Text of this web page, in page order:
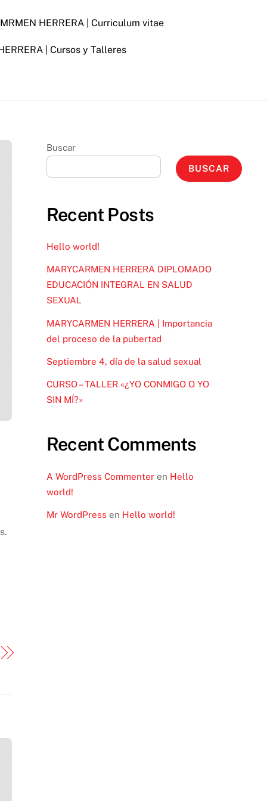
HERRERA | Curriculum vitae
| Cursos y Talleres
Buscar
BUSCAR
Recent Posts
Hello world!
MARYCARMEN HERRERA DIPLOMADO
EDUCACIÓN INTEGRAL EN SALUD
SEXUAL
MARYCARMEN HERRERA | Importancia
del proceso de la pubertad
Septiembre 4, día de la salud sexual
CURSO – TALLER «¿YO CONMIGO O YO
SIN MÍ?»
Recent Comments
A WordPress Commenteren Hello
world!
Mr WordPress en Hello world!